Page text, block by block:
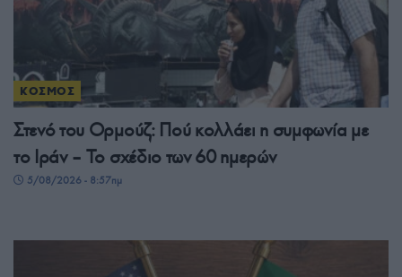
ΚΟΣΜΟΣ
Στενό του Ορμούζ: Πού κολλάει η συμφωνία με
το Ιράν – Το σχέδιο των 60 ημερών
5/08/2026 - 8:57πμ